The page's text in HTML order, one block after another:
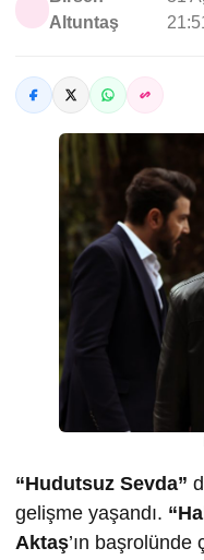
Altuntaş
“Hudutsuz Sevda”
gelişme yaşandı.
Aktaş’ın